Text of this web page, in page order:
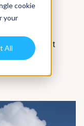
cookie
your
All
Consultant
2023